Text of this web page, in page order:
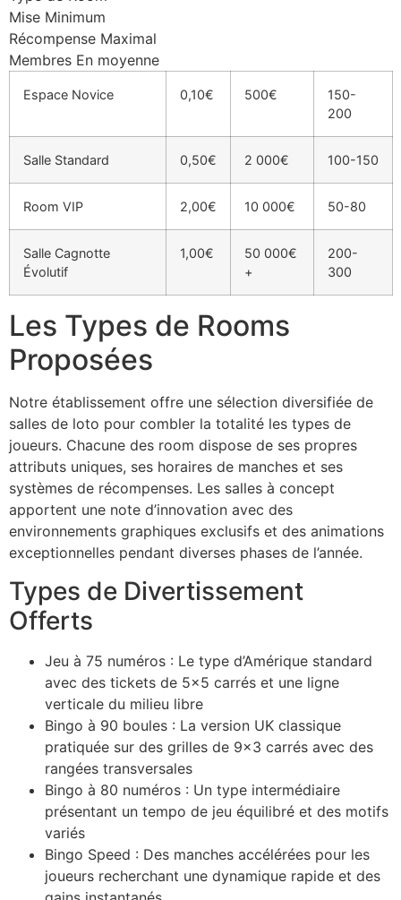
Mise Minimum
Récompense Maximal
Membres En moyenne
Espace Novice 0,10€ 500€
150-
200
Salle Standard 0,50€ 2 000€ 100-150
Room VIP 2,00€ 10 000€ 50-80
Salle Cagnotte
Évolutif
1,00€
50 000€
+
200-
300
Les Types de Rooms
Proposées
Notre établissement offre une sélection diversifiée de
salles de loto pour combler la totalité les types de
joueurs. Chacune des room dispose de ses propres
attributs uniques, ses horaires de manches et ses
systèmes de récompenses. Les salles à concept
apportent une note d’innovation avec des
environnements graphiques exclusifs et des animations
exceptionnelles pendant diverses phases de l’année.
Types de Divertissement
Offerts
Jeu à 75 numéros : Le type d’Amérique standard
avec des tickets de 5×5 carrés et une ligne
verticale du milieu libre
Bingo à 90 boules : La version UK classique
pratiquée sur des grilles de 9×3 carrés avec des
rangées transversales
Bingo à 80 numéros : Un type intermédiaire
présentant un tempo de jeu équilibré et des motifs
variés
Bingo Speed : Des manches accélérées pour les
joueurs recherchant une dynamique rapide et des